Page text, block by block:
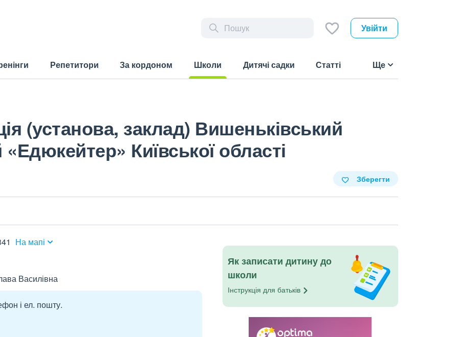
Увійти
Репетитори За кордоном
Школи
Дитячі садки Статті Ще
(установа, заклад) Вишеньківський
Київської області
Зберегти
На мапі
Василівна
і ел. пошту.
Як записати дитину до
школи
Інструкція для батьків